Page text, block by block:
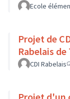
Ecole
Projet de
Rabelais de
CDI Rabelais